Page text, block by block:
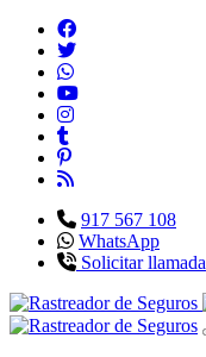
917 567 108
WhatsApp
Solicitar llamada